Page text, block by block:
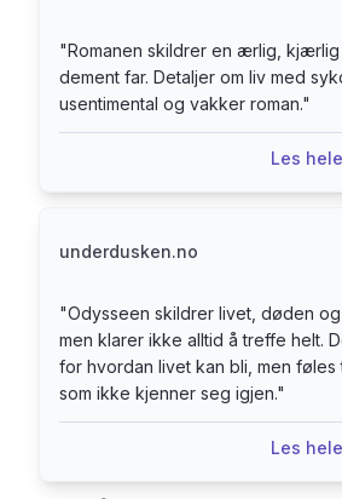
"Romanen skildrer en ærlig,
dement far. Detaljer om liv med
usentimental og vakker roman."
Les
underdusken.no
"Odysseen skildrer livet, døden og
men klarer ikke alltid å treffe helt.
for hvordan livet kan bli, men føles
som ikke kjenner seg igjen."
Les